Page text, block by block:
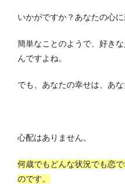
いかがですか？あなたの心
簡単なことのようで、好き
んですよね。
でも、あなたの幸せは、あ
心配はありません。
何歳でもどんな状況でも恋
のです。